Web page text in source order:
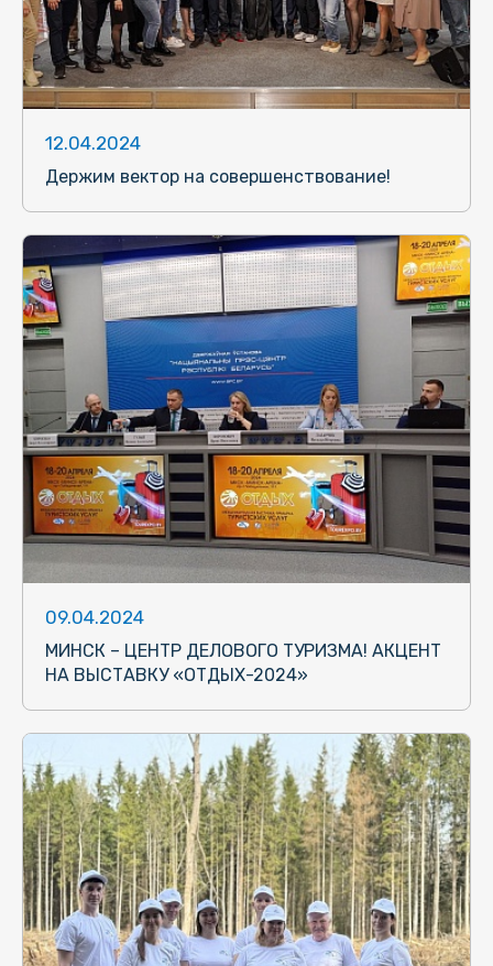
12.04.2024
Держим вектор на совершенствование!
09.04.2024
МИНСК – ЦЕНТР ДЕЛОВОГО ТУРИЗМА! АКЦЕНТ
НА ВЫСТАВКУ «ОТДЫХ-2024»